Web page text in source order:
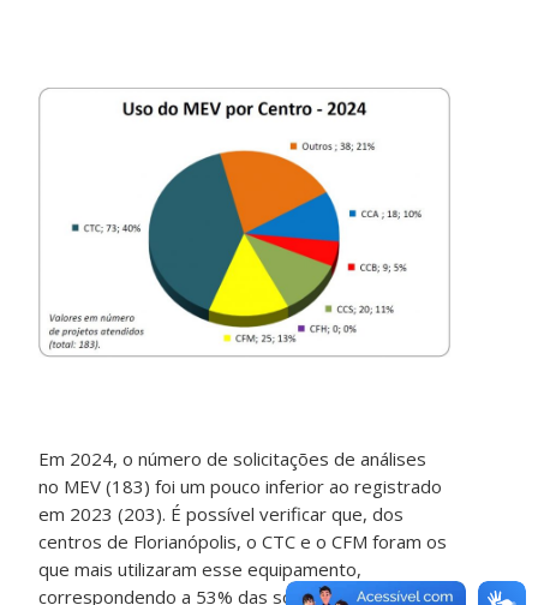
Em 2024, o número de solicitações de análises
no MEV (183) foi um pouco inferior ao registrado
em 2023 (203). É possível verificar que, dos
centros de Florianópolis, o CTC e o CFM foram os
que mais utilizaram esse equipamento,
correspondendo a 53% das solicitações